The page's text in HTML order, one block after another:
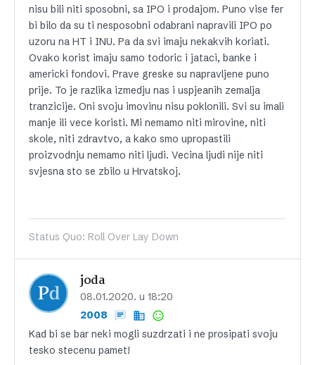
nisu bili niti sposobni, sa IPO i prodajom. Puno vise fer
bi bilo da su ti nesposobni odabrani napravili IPO po
uzoru na HT i INU. Pa da svi imaju nekakvih koriati.
Ovako korist imaju samo todoric i jataci, banke i
americki fondovi. Prave greske su napravljene puno
prije. To je razlika izmedju nas i uspjeanih zemalja
tranzicije. Oni svoju imovinu nisu poklonili. Svi su imali
manje ili vece koristi. Mi nemamo niti mirovine, niti
skole, niti zdravtvo, a kako smo upropastili
proizvodnju nemamo niti ljudi. Vecina ljudi nije niti
svjesna sto se zbilo u Hrvatskoj.
Status Quo: Roll Over Lay Down
joda
08.01.2020. u 18:20
2008
Kad bi se bar neki mogli suzdrzati i ne prosipati svoju
tesko stecenu pamet!